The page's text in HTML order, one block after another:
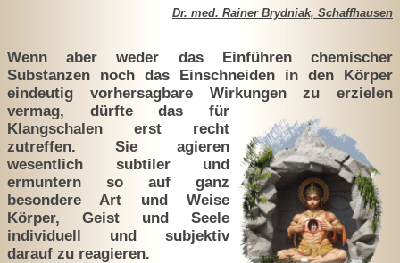
Dr. med. Rainer Brydniak, Schaffhausen
Wenn aber weder das Einführen chemischer
Substanzen noch das Einschneiden in den Körper
eindeutig vorhersagbare Wirkungenzu erzielen
vermag, dürfte das für
Klangschalen erst recht
zutreffen. Sie agieren
wesentlich subtiler und
ermuntern so auf ganz
besondere Art und Weise
Körper, Geist und Seele
individuell und subjektiv
darauf zu reagieren.